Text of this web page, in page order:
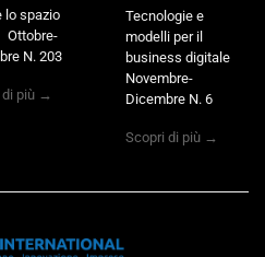
lo spazio
N. 203
di più →
Tecnologie e
modelli per il
business digitale
Novembre-
Dicembre N. 6
Scopri di più →